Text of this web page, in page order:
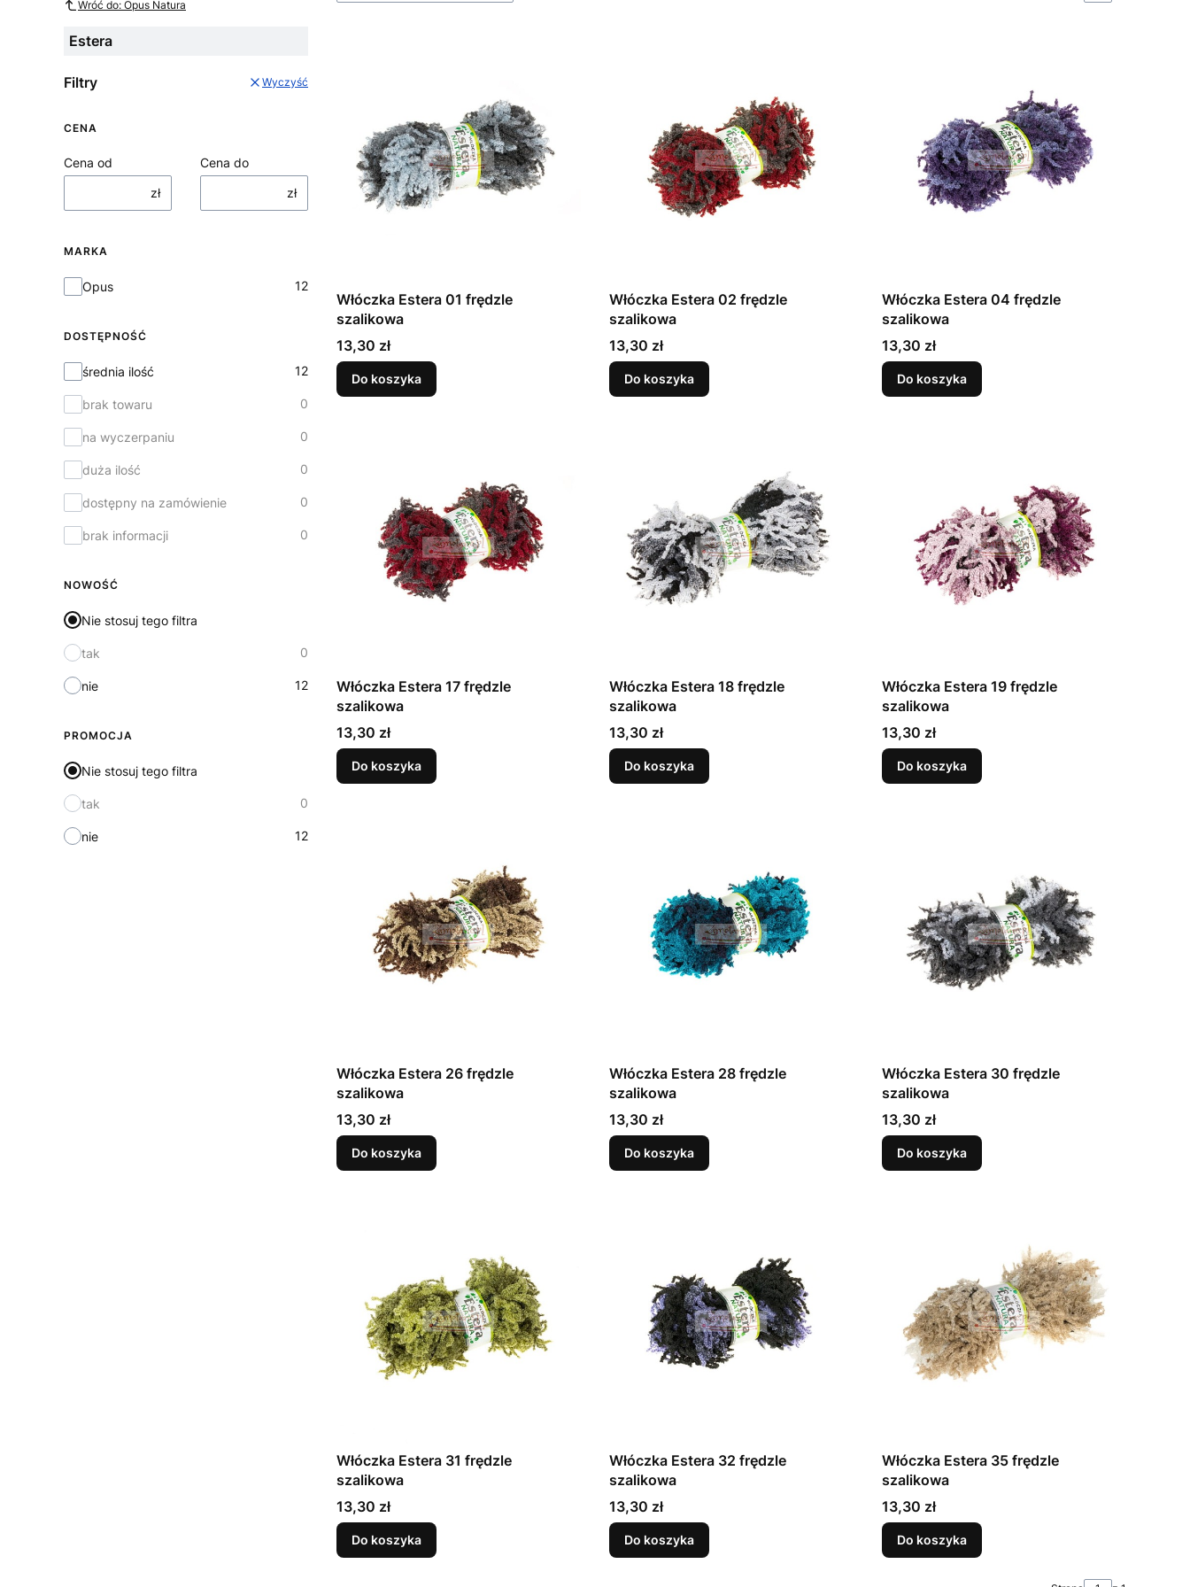
Wróć do: Opus Natura
Estera
Filtry Wyczyść
CENA
Cena od
zł
Cena do
zł
MARKA
Marka
Opus 12
DOSTĘPNOŚĆ
Dostępność
średnia ilość 12
brak towaru 0
na wyczerpaniu 0
duża ilość 0
dostępny na zamówienie 0
brak informacji 0
NOWOŚĆ
Nie stosuj tego filtra
tak 0
nie 12
PROMOCJA
Nie stosuj tego filtra
tak 0
nie 12
Włóczka Estera 01 frędzle
szalikowa
Cena
13,30 zł
Do koszyka
Włóczka Estera 02 frędzle
szalikowa
Cena
13,30 zł
Do koszyka
Włóczka Estera 04 frędzle
szalikowa
Cena
13,30 zł
Do koszyka
Włóczka Estera 17 frędzle
szalikowa
Cena
13,30 zł
Do koszyka
Włóczka Estera 18 frędzle
szalikowa
Cena
13,30 zł
Do koszyka
Włóczka Estera 19 frędzle
szalikowa
Cena
13,30 zł
Do koszyka
Włóczka Estera 26 frędzle
szalikowa
Cena
13,30 zł
Do koszyka
Włóczka Estera 28 frędzle
szalikowa
Cena
13,30 zł
Do koszyka
Włóczka Estera 30 frędzle
szalikowa
Cena
13,30 zł
Do koszyka
Włóczka Estera 31 frędzle
szalikowa
Cena
13,30 zł
Do koszyka
Włóczka Estera 32 frędzle
szalikowa
Cena
13,30 zł
Do koszyka
Włóczka Estera 35 frędzle
szalikowa
Cena
13,30 zł
Do koszyka